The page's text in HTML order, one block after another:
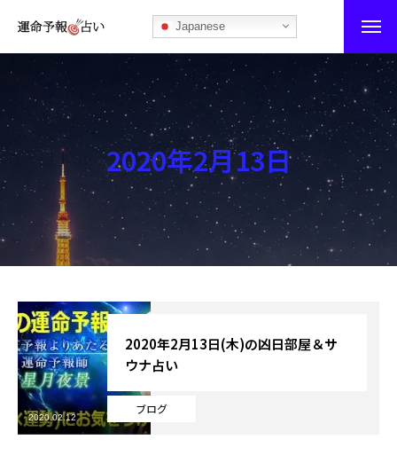
Japanese
運命予報占い
運命予報占いとは
あなたの所属部屋を探そう！
最恐の相性占い
秘伝公開！吉凶カレンダー
記事カテゴリー
ブログ
お知らせ
芸能界
2020年2月13日
ブログ
2020年2月13日(木)の凶日部屋＆サ
ウナ占い
2020.02.12